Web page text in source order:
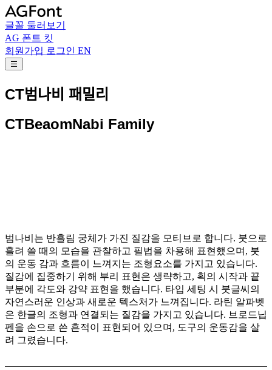
글꼴 둘러보기
AG 폰트 킷
회원가입 로그인 EN
CT범나비 패밀리
CTBeaomNabi Family
범나비는 반흘림 궁체가 가진 질감을 모티브로 합니다. 붓으로
흘려 쓸 때의 모습을 관찰하고 필법을 차용해 표현했으며, 붓
의 운동 감과 흐름이 느껴지는 조형요소를 가지고 있습니다.
질감에 집중하기 위해 부리 표현은 생략하고, 획의 시작과 끝
부분에 각도와 강약 표현을 했습니다. 타입 세팅 시 붓글씨의
자연스러운 인상과 새로운 텍스처가 느껴집니다. 라틴 알파벳
은 한글의 조형과 연결되는 질감을 가지고 있습니다. 브로드닙
펜을 손으로 쓴 흔적이 표현되어 있으며, 도구의 운동감을 살
려 그렸습니다.